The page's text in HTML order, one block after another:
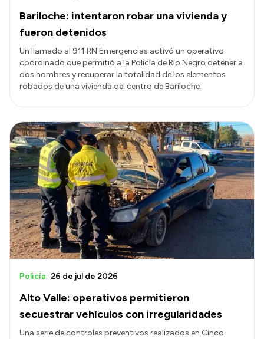
Consulta de pago a proveedores
Convocatorias
Intranet
Login
Bariloche: intentaron robar una vivienda y
fueron detenidos
Un llamado al 911 RN Emergencias activó un operativo
coordinado que permitió a la Policía de Río Negro detener a
dos hombres y recuperar la totalidad de los elementos
robados de una vivienda del centro de Bariloche.
Alto Valle: operativos permitieron
secuestrar vehículos con irregularidades
Policía 26 de jul de 2026
Una serie de controles preventivos realizados en Cinco